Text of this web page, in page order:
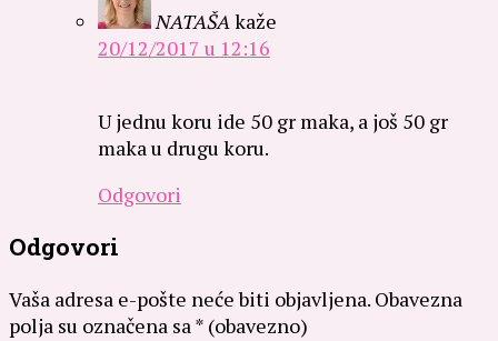
NATAŠAkaže
20/12/2017 u 12:16
U jednu koru ide 50 gr maka, a još 50 gr
maka u drugu koru.
Odgovori
Odgovori
Vaša adresa e-pošte neće biti objavljena. Obavezna
polja su označena sa* (obavezno)